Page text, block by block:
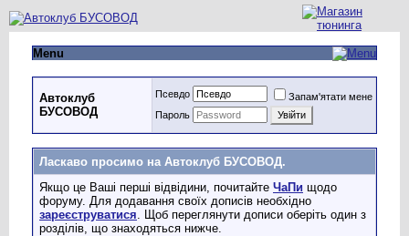
Menu
Автоклуб
БУСОВОД
Псевдо
Запам'ятати мене
Пароль
Ласкаво просимо на Автоклуб БУСОВОД.
Якщо це Ваші перші відвідини, почитайте ЧаПи щодо
форуму. Для додавання своїх дописів необхідно
зареєструватися . Щоб переглянути дописи оберіть один з
розділів, що знаходяться нижче.